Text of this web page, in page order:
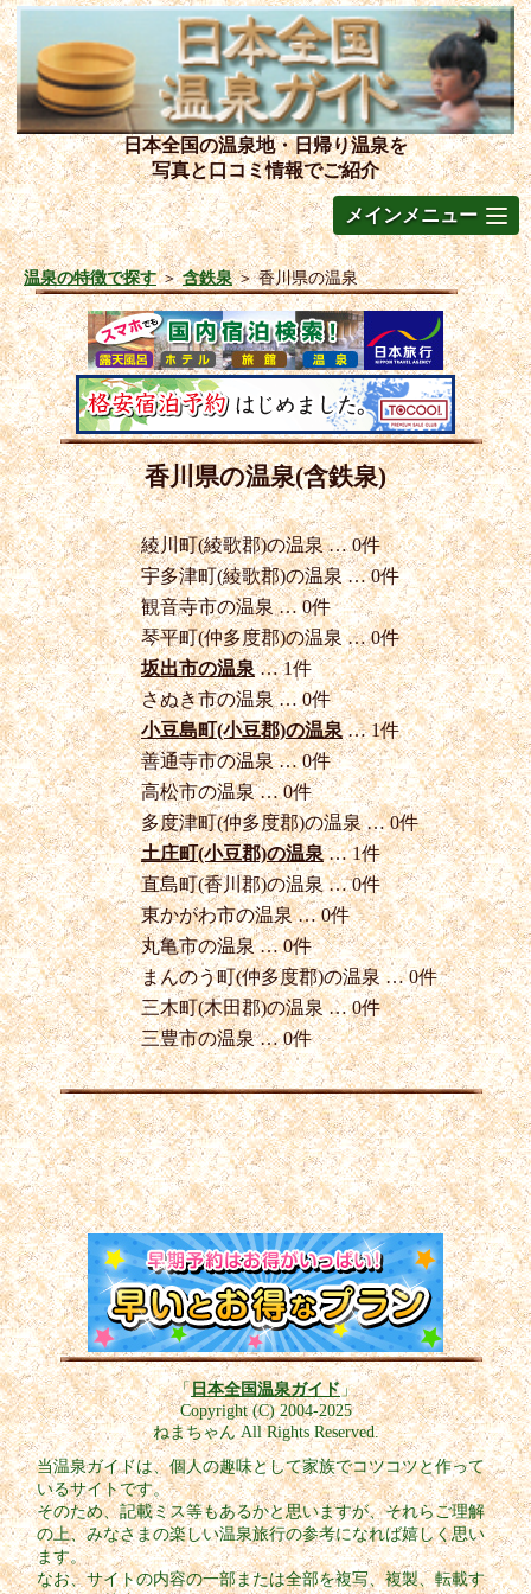
日本全国の温泉地・日帰り温泉を
写真と口コミ情報でご紹介
メインメニュー
温泉の特徴で探す＞含鉄泉＞香川県の温泉
香川県の温泉(含鉄泉)
綾川町(綾歌郡)の温泉 … 0件
宇多津町(綾歌郡)の温泉 … 0件
観音寺市の温泉 … 0件
琴平町(仲多度郡)の温泉 … 0件
坂出市の温泉… 1件
さぬき市の温泉 … 0件
小豆島町(小豆郡)の温泉… 1件
善通寺市の温泉 … 0件
高松市の温泉 … 0件
多度津町(仲多度郡)の温泉 … 0件
土庄町(小豆郡)の温泉… 1件
直島町(香川郡)の温泉 … 0件
東かがわ市の温泉 … 0件
丸亀市の温泉 … 0件
まんのう町(仲多度郡)の温泉 … 0件
三木町(木田郡)の温泉 … 0件
三豊市の温泉 … 0件
「日本全国温泉ガイド」
Copyright (C) 2004-2025
ねまちゃん All Rights Reserved.
当温泉ガイドは、個人の趣味として家族でコツコツと作って
いるサイトです。
そのため、記載ミス等もあるかと思いますが、それらご理解
の上、みなさまの楽しい温泉旅行の参考になれば嬉しく思い
ます。
なお、サイトの内容の一部または全部を複写、複製、転載す